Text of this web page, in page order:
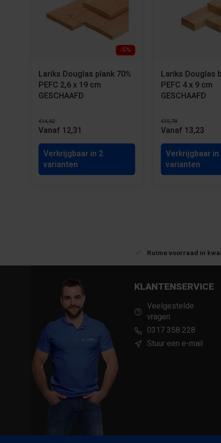
■ Blokvast (conform richtlijn HO.03)
■ Aromaatvrij
■ Eenvoudige verwerking
■ Weerbestendig en vochtregulerend
■ Isoleert houtingrediënten
-5%
Lariks Douglas plank 70%
PEFC 2,6 x 19 cm
GESCHAAFD
€14,42
Vanaf 12,31
Verkrijgbaar in 2
varianten
Lariks Douglas
PEFC 4 x 9 cm
GESCHAAFD
€15,78
Vanaf 13,23
Verkrijgbaar in
varianten
Ruime voorraad in
KLANTENSERVICE
Veelgestelde
vragen
0317 358 228
Stuur een e-mail